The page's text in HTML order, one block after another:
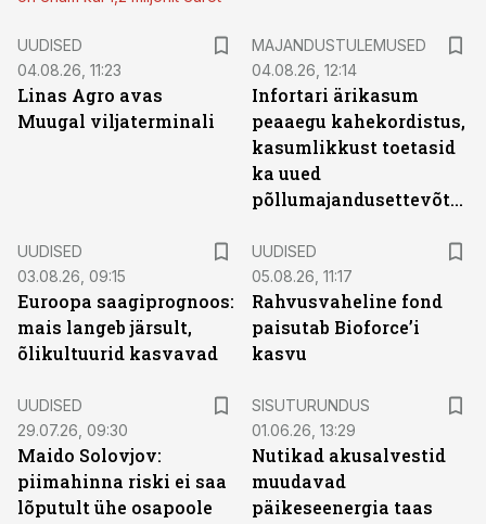
UUDISED
04.08.26, 11:23
Linas Agro avas
Muugal viljaterminali
MAJANDUSTULEMUSED
04.08.26, 12:14
Infortari ärikasum
peaaegu kahekordistus,
kasumlikkust toetasid
ka uued
põllumajandusettevõtted
UUDISED
03.08.26, 09:15
Euroopa saagiprognoos:
mais langeb järsult,
õlikultuurid kasvavad
UUDISED
05.08.26, 11:17
Rahvusvaheline fond
paisutab Bioforce’i
kasvu
UUDISED
29.07.26, 09:30
Maido Solovjov:
piimahinna riski ei saa
lõputult ühe osapoole
SISUTURUNDUS
01.06.26, 13:29
Nutikad akusalvestid
muudavad
päikeseenergia taas